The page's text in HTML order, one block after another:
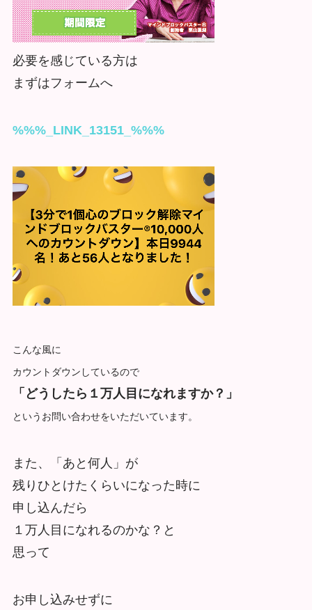
必要を感じている方は
まずはフォームへ
%%%_LINK_13151_%%%
こんな風に
カウントダウンしているので
「どうしたら１万人目になれますか？」
というお問い合わせをいただいています。
また、「あと何人」が
残りひとけたくらいになった時に
申し込んだら
１万人目になれるのかな？と
思って
お申し込みせずに